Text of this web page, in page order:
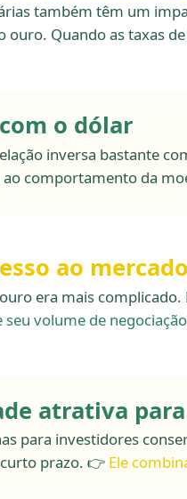
também têm um
Quando as taxas
o dólar
inversa bastante
comportamento da
ao mercado
era mais
volume de
atrativa
para investidores
prazo. 👉 Ele